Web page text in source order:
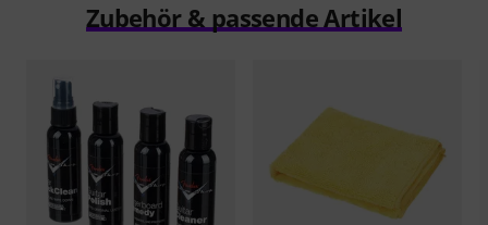
Zubehör & passende Artikel